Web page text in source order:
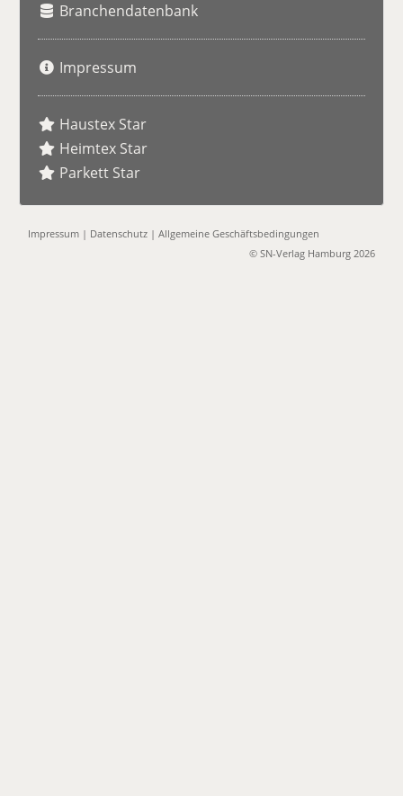
Branchendatenbank
Impressum
Haustex Star
Heimtex Star
Parkett Star
Impressum | Datenschutz |Allgemeine Geschäftsbedingungen
© SN-Verlag Hamburg 2026